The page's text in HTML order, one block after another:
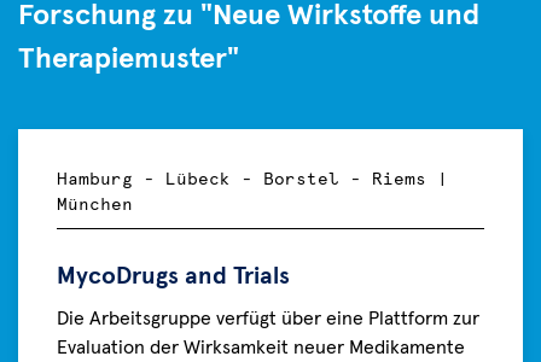
Forschung zu "Neue Wirkstoffe und
Therapiemuster"
Hamburg - Lübeck - Borstel - Riems |
München
MycoDrugs and Trials
Die Arbeitsgruppe verfügt über eine Plattform zur
Evaluation der Wirksamkeit neuer Medikamente